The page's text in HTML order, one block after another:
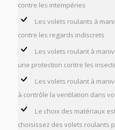
contre les intempéries
Les volets roulants à
contre les regards indiscrets
Les volets roulant à
une protection contre les
Les volets roulant à
à contrôle la ventilation dans
Le choix des matériaux
choisissez des volets roulants